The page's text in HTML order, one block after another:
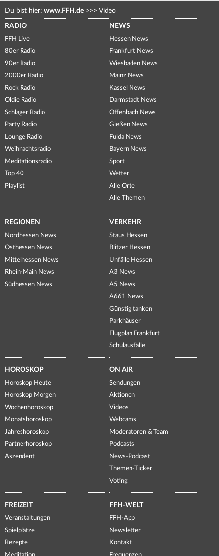
Du bist hier: www.FFH.de >>> Video
RADIO
FFH Live
80er Radio
90er Radio
2000er Radio
Rock Radio
Oldie Radio
Schlager Radio
Party Radio
Lounge Radio
Weihnachtsradio
Meditationsradio
Top 40
Playlist
NEWS
Hessen News
Frankfurt News
Wiesbaden News
Mainz News
Kassel News
Darmstadt News
Offenbach News
Gießen News
Fulda News
Bayern News
Sport
Wetter
Alle Orte
Alle Themen
REGIONEN
Nordhessen News
Osthessen News
Mittelhessen News
Rhein-Main News
Südhessen News
VERKEHR
Staus Hessen
Blitzer Hessen
Unfälle Hessen
A3 News
A5 News
A661 News
Günstig tanken
Parkhäuser
Flugplan Frankfurt
Schulausfälle
HOROSKOP
Horoskop Heute
Horoskop Morgen
Wochenhoroskop
Monatshoroskop
Jahreshoroskop
Partnerhoroskop
Aszendent
ON AIR
Sendungen
Aktionen
Videos
Webcams
Moderatoren & Team
Podcasts
News-Podcast
Themen-Ticker
Voting
FREIZEIT
Veranstaltungen
Spielplätze
Rezepte
Meditation
FFH-WELT
FFH-App
Newsletter
Kontakt
Frequenzen